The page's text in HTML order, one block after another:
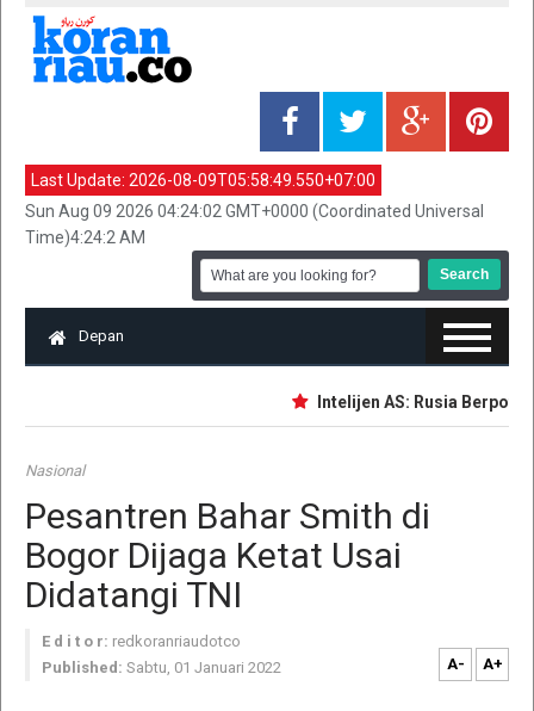
Last Update: 2026-08-09T05:58:49.550+07:00
Sun Aug 09 2026 04:24:02 GMT+0000 (Coordinated Universal
Time)4:24:2 AM
Depan
Intelijen AS: Rusia
Nasional
Pesantren Bahar Smith di
Bogor Dijaga Ketat Usai
Didatangi TNI
E d i t o r: redkoranriaudotco
Published: Sabtu, 01 Januari 2022 A- A+